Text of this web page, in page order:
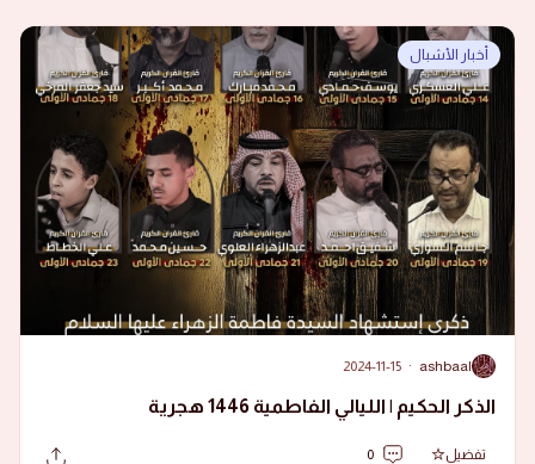
أخبار الأشبال
A
ashbaal
·
2024-11-15
الذكر الحكيم | الليالي الفاطمية 1446 هجرية
تفضيل 0